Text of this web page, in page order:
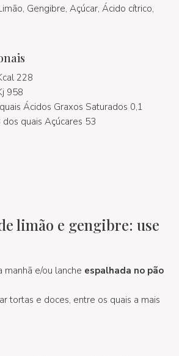
Gengibre, Açúcar, Ácido cítrico,
228
958
Ácidos Graxos Saturados 0,1
quais Açúcares 53
limão e gengibre: use
manhã e/ou lanche espalhada no pão
tortas e doces, entre os quais a mais